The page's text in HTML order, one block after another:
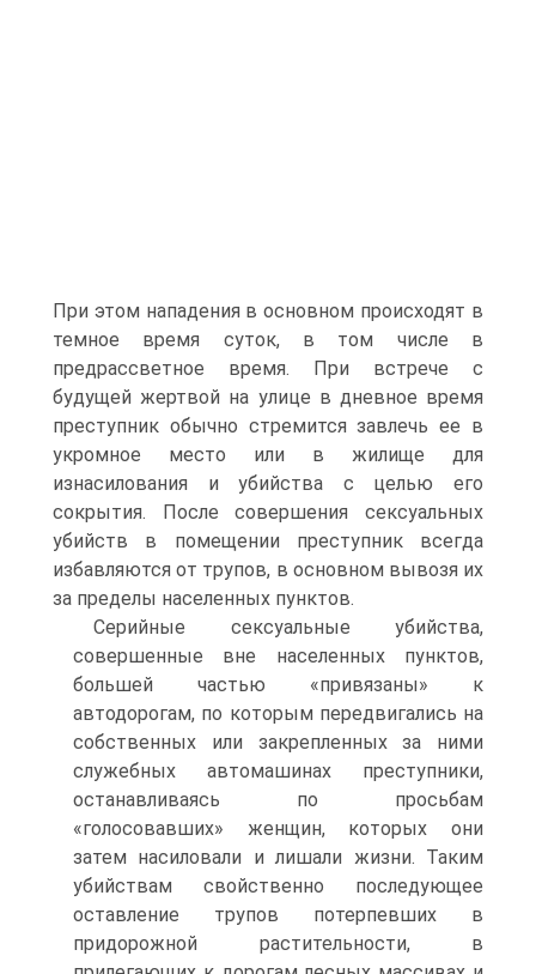
При этом нападения в основном происходят в
темное время суток, в том числе в
предрассветное время. При встрече с
будущей жертвой на улице в дневное время
преступник обычно стремится завлечь ее в
укромное место или в жилище для
изнасилования и убийства с целью его
сокрытия. После совершения сексуальных
убийств в помещении преступник всегда
избавляются от трупов, в основном вывозя их
за пределы населенных пунктов.
Серийные сексуальные убийства,
совершенные вне населенных пунктов,
большей частью «привязаны» к
автодорогам, по которым передвигались на
собственных или закрепленных за ними
служебных автомашинах преступники,
останавливаясь по просьбам
«голосовавших» женщин, которых они
затем насиловали и лишали жизни. Таким
убийствам свойственно последующее
оставление трупов потерпевших в
придорожной растительности, в